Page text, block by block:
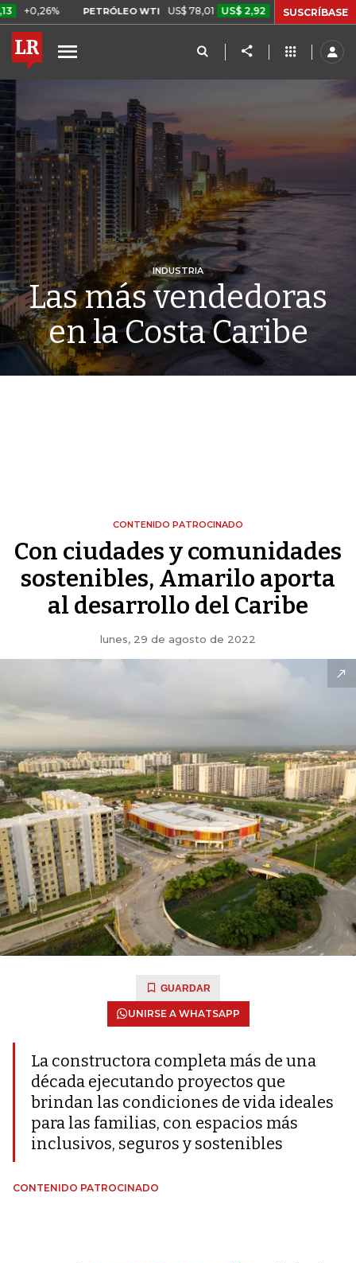
PETRÓLEO WTI US$ 78,01 US$ 2,92 +3,89% CAFÉ
SUSCRÍBASE
INDUSTRIA
Las más vendedoras
en la Costa Caribe
CONTENIDO PATROCINADO
Con ciudades y comunidades
sostenibles, Amarilo aporta
al desarrollo del Caribe
lunes, 29 de agosto de 2022
GUARDAR
UNIRSE A WHATSAPP
La constructora completa más de una
década ejecutando proyectos que
brindan las condiciones de vida ideales
para las familias, con espacios más
inclusivos, seguros y sostenibles
CONTENIDO PATROCINADO